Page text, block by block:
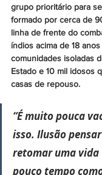
grupo prioritário para
formado por cerca de
linha de frente do
índios acima de 18
comunidades isoladas
Estado e 10 mil idosos
casas de repouso.
“É muito pouca
isso. Ilusão
retomar uma vida
pouco tempo